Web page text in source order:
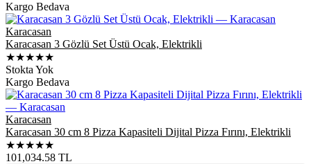
Kargo Bedava
Karacasan
Karacasan 3 Gözlü Set Üstü Ocak, Elektrikli
★★★★★
Stokta Yok
Kargo Bedava
Karacasan
Karacasan 30 cm 8 Pizza Kapasiteli Dijital Pizza Fırını, Elektrikli
★★★★★
101,034.58 TL